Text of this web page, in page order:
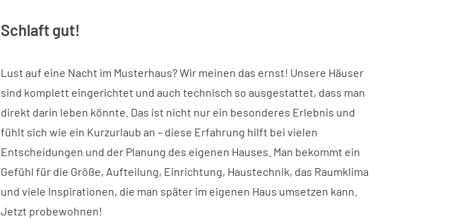
Schlaft gut!
Lust auf eine Nacht im Musterhaus? Wir meinen das ernst! Unsere Häuser
sind komplett eingerichtet und auch technisch so ausgestattet, dass man
direkt darin leben könnte. Das ist nicht nur ein besonderes Erlebnis und
fühlt sich wie ein Kurzurlaub an – diese Erfahrung hilft bei vielen
Entscheidungen und der Planung des eigenen Hauses. Man bekommt ein
Gefühl für die Größe, Aufteilung, Einrichtung, Haustechnik, das Raumklima
und viele Inspirationen, die man später im eigenen Haus umsetzen kann.
Jetzt probewohnen!